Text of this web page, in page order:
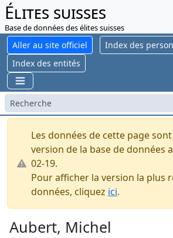
Élites suisses
Base de données des élites suisses
Aller au site officiel
Index des
Index des entités
Les données de cette page
version de la base de données
02-19.
Pour afficher la version la plus
données, cliquez ici.
Aubert, Michel